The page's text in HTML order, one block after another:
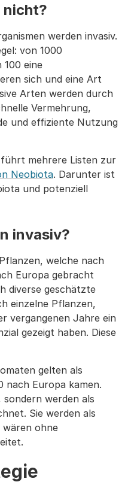
nicht?
werden invasiv.
von 1000
eine
sich und eine Art
Arten werden durch
Vermehrung,
und effiziente Nutzung
mehrere Listen zur
Neobiota. Darunter ist
und potenziell
invasiv?
welche nach
Europa gebracht
diverse geschätzte
einzelne Pflanzen,
vergangenen Jahre ein
gezeigt haben. Diese
gelten als
nach Europa kamen.
sondern werden als
Sie werden als
ohne